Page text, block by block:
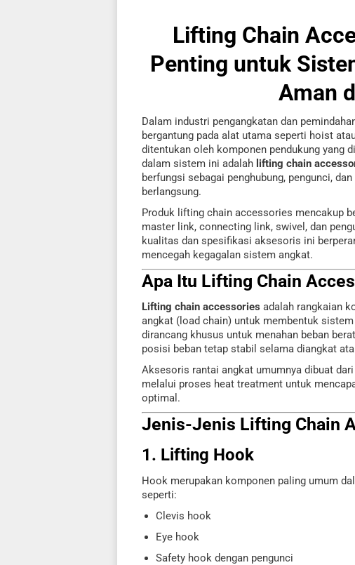
Lifting Chain
Penting untuk
Aman
Dalam industri pengangkatan dan
bergantung pada alat utama seperti hoist
ditentukan oleh komponen pendukung yang
dalam sistem ini adalah lifting chain
berfungsi sebagai penghubung, pengunci,
berlangsung.
Produk lifting chain accessories mencakup
master link, connecting link, swivel, dan
kualitas dan spesifikasi aksesoris ini
mencegah kegagalan sistem angkat.
Apa Itu Lifting Chain
Lifting chain accessories adalah rangkaian
angkat (load chain) untuk membentuk
dirancang khusus untuk menahan beban
posisi beban tetap stabil selama diangkat
Aksesoris rantai angkat umumnya dibuat
melalui proses heat treatment untuk
optimal.
Jenis-Jenis Lifting Chain
1. Lifting Hook
Hook merupakan komponen paling umum
seperti:
Clevis hook
Eye hook
Safety hook dengan pengunci